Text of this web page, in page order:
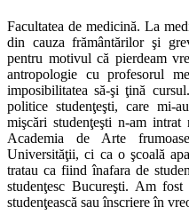
Facultatea de medicină. La
din cauza frământărilor şi
pentru motivul că pierdeam
antropologie cu profesorul
imposibilitatea să-şi ţină
politice studenţeşti, care mi-
mişcări studenţeşti n-am
Academia de Arte
Universităţii, ci ca o şcoală
tratau ca fiind înafara de
studenţesc Bucureşti. Am
studenţească sau înscriere în